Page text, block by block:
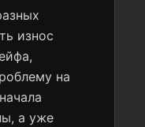
износ
на
а уже